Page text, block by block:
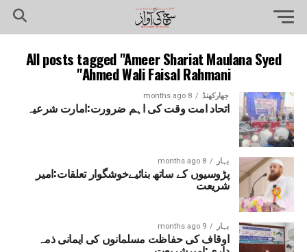
All posts tagged "Ameer Shariat Maulana Syed
Ahmed Wali Faisal Rahmani"
جھارکھنڈ 8 months ago
اتحاد امت وقت کی اہم ضرورت:امارت شرعیہ
بہار 8 months ago
پڑوسیوں کے ساتھ بنائیےخوشگوار تعلقات:امیر
شریعت
بہار 9 months ago
اوقاف کی حفاظت مسلمانوں کی ایمانی ذمہ